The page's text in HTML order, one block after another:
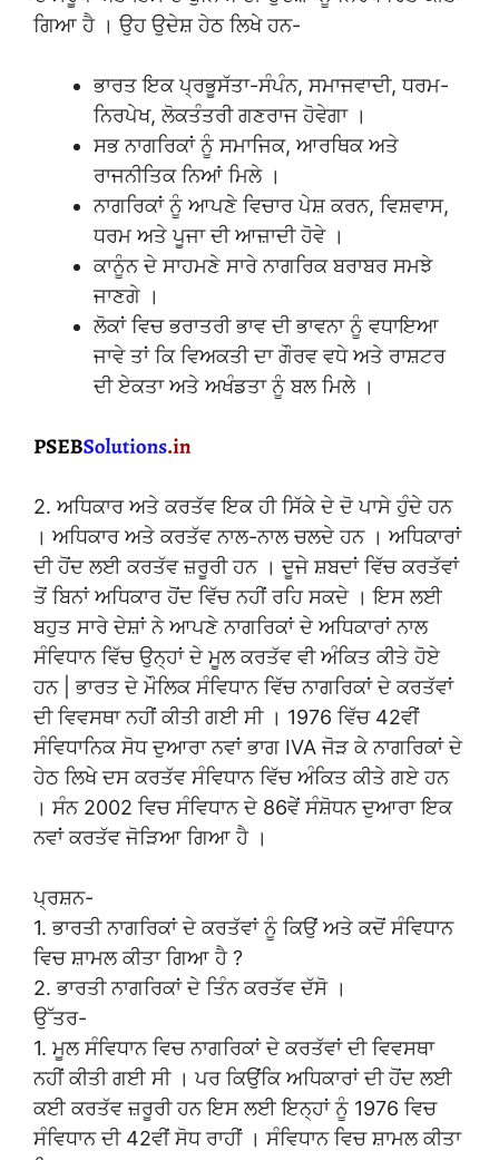
ਗਿਆ ਹੈ । ਉਹ ਉਦੇਸ਼ ਹੇਠ ਲਿਖੇ ਹਨ-
ਭਾਰਤ ਇਕ ਪ੍ਰਭੂਸੱਤਾ-ਸੰਪੰਨ, ਸਮਾਜਵਾਦੀ, ਧਰਮ-
ਨਿਰਪੇਖ, ਲੋਕਤੰਤਰੀ ਗਣਰਾਜ ਹੋਵੇਗਾ ।
ਸਭ ਨਾਗਰਿਕਾਂ ਨੂੰ ਸਮਾਜਿਕ, ਆਰਥਿਕ ਅਤੇ
ਰਾਜਨੀਤਿਕ ਨਿਆਂ ਮਿਲੇ ।
ਨਾਗਰਿਕਾਂ ਨੂੰ ਆਪਣੇ ਵਿਚਾਰ ਪੇਸ਼ ਕਰਨ, ਵਿਸ਼ਵਾਸ,
ਧਰਮ ਅਤੇ ਪੂਜਾ ਦੀ ਆਜ਼ਾਦੀ ਹੋਵੇ ।
ਕਾਨੂੰਨ ਦੇ ਸਾਹਮਣੇ ਸਾਰੇ ਨਾਗਰਿਕ ਬਰਾਬਰ ਸਮਝੇ
ਜਾਣਗੇ ।
ਲੋਕਾਂ ਵਿਚ ਭਰਾਤਰੀ ਭਾਵ ਦੀ ਭਾਵਨਾ ਨੂੰ ਵਧਾਇਆ
ਜਾਵੇ ਤਾਂ ਕਿ ਵਿਅਕਤੀ ਦਾ ਗੌਰਵ ਵਧੇ ਅਤੇ ਰਾਸ਼ਟਰ
ਦੀ ਏਕਤਾ ਅਤੇ ਅਖੰਡਤਾ ਨੂੰ ਬਲ ਮਿਲੇ ।
2. ਅਧਿਕਾਰ ਅਤੇ ਕਰਤੱਵ ਇਕ ਹੀ ਸਿੱਕੇ ਦੇ ਦੋ ਪਾਸੇ ਹੁੰਦੇ ਹਨ
। ਅਧਿਕਾਰ ਅਤੇ ਕਰਤੱਵ ਨਾਲ-ਨਾਲ ਚਲਦੇ ਹਨ । ਅਧਿਕਾਰਾਂ
ਦੀ ਹੋਂਦ ਲਈ ਕਰਤੱਵ ਜ਼ਰੂਰੀ ਹਨ । ਦੂਜੇ ਸ਼ਬਦਾਂ ਵਿੱਚ ਕਰਤੱਵਾਂ
ਤੋਂ ਬਿਨਾਂ ਅਧਿਕਾਰ ਹੋਂਦ ਵਿੱਚ ਨਹੀਂ ਰਹਿ ਸਕਦੇ । ਇਸ ਲਈ
ਬਹੁਤ ਸਾਰੇ ਦੇਸ਼ਾਂ ਨੇ ਆਪਣੇ ਨਾਗਰਿਕਾਂ ਦੇ ਅਧਿਕਾਰਾਂ ਨਾਲ
ਸੰਵਿਧਾਨ ਵਿੱਚ ਉਨ੍ਹਾਂ ਦੇ ਮੂਲ ਕਰਤੱਵ ਵੀ ਅੰਕਿਤ ਕੀਤੇ ਹੋਏ
ਹਨ | ਭਾਰਤ ਦੇ ਮੌਲਿਕ ਸੰਵਿਧਾਨ ਵਿੱਚ ਨਾਗਰਿਕਾਂ ਦੇ ਕਰਤੱਵਾਂ
ਦੀ ਵਿਵਸਥਾ ਨਹੀਂ ਕੀਤੀ ਗਈ ਸੀ । 1976 ਵਿੱਚ 42ਵੀਂ
ਸੰਵਿਧਾਨਿਕ ਸੋਧ ਦੁਆਰਾ ਨਵਾਂ ਭਾਗ IVA ਜੋੜ ਕੇ ਨਾਗਰਿਕਾਂ ਦੇ
ਹੇਠ ਲਿਖੇ ਦਸ ਕਰਤੱਵ ਸੰਵਿਧਾਨ ਵਿੱਚ ਅੰਕਿਤ ਕੀਤੇ ਗਏ ਹਨ
। ਸੰਨ 2002 ਵਿਚ ਸੰਵਿਧਾਨ ਦੇ 86ਵੇਂ ਸੰਸ਼ੋਧਨ ਦੁਆਰਾ ਇਕ
ਨਵਾਂ ਕਰਤੱਵ ਜੋੜਿਆ ਗਿਆ ਹੈ ।
ਪ੍ਰਸ਼ਨ-
1. ਭਾਰਤੀ ਨਾਗਰਿਕਾਂ ਦੇ ਕਰਤੱਵਾਂ ਨੂੰ ਕਿਉਂ ਅਤੇ ਕਦੋਂ ਸੰਵਿਧਾਨ
ਵਿਚ ਸ਼ਾਮਲ ਕੀਤਾ ਗਿਆ ਹੈ ?
2. ਭਾਰਤੀ ਨਾਗਰਿਕਾਂ ਦੇ ਤਿੰਨ ਕਰਤੱਵ ਦੱਸੋ ।
ਉੱਤਰ-
1. ਮੂਲ ਸੰਵਿਧਾਨ ਵਿਚ ਨਾਗਰਿਕਾਂ ਦੇ ਕਰਤੱਵਾਂ ਦੀ ਵਿਵਸਥਾ
ਨਹੀਂ ਕੀਤੀ ਗਈ ਸੀ । ਪਰ ਕਿਉਂਕਿ ਅਧਿਕਾਰਾਂ ਦੀ ਹੋਂਦ ਲਈ
ਕਈ ਕਰਤੱਵ ਜ਼ਰੂਰੀ ਹਨ ਇਸ ਲਈ ਇਨ੍ਹਾਂ ਨੂੰ 1976 ਵਿਚ
ਸੰਵਿਧਾਨ ਦੀ 42ਵੀਂ ਸੋਧ ਰਾਹੀਂ । ਸੰਵਿਧਾਨ ਵਿਚ ਸ਼ਾਮਲ ਕੀਤਾ